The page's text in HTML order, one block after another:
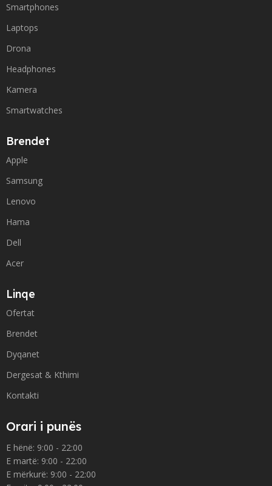
Smartphones
Laptops
Drona
Headphones
Kamera
Smartwatches
Brendet
Apple
Samsung
Lenovo
Hama
Dell
Acer
Linqe
Ofertat
Brendet
Dyqanet
Dergesat & Kthimi
Kontakti
Orari i punës
E hënë: 9:00 - 22:00
E martë: 9:00 - 22:00
E mërkurë: 9:00 - 22:00